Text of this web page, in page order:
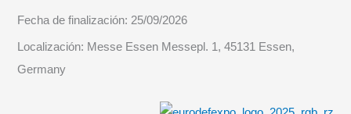
Fecha de finalización:25/09/2026
Localización: Messe Essen Messepl. 1, 45131 Essen,
Germany